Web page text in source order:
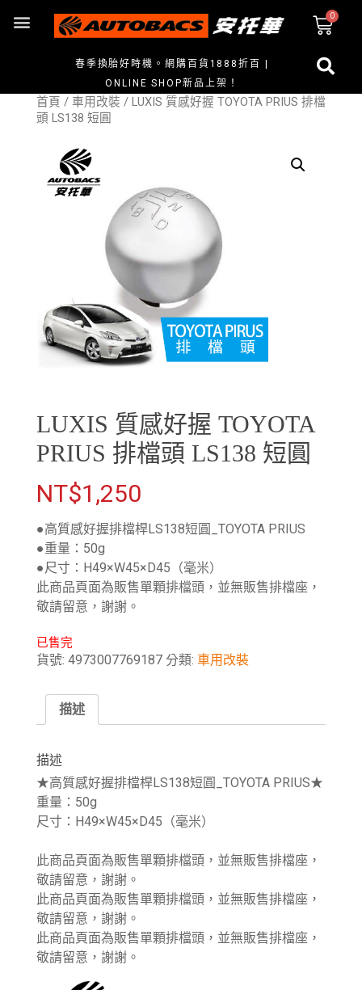
春季換胎好時機。網購百貨1888折百 |
ONLINE SHOP新品上架！
首頁 / 車用改裝 / LUXIS 質感好握 TOYOTA PRIUS 排檔
頭 LS138 短圓
LUXIS 質感好握 TOYOTA
PRIUS 排檔頭 LS138 短圓
NT$1,250
●高質感好握排檔桿LS138短圓_TOYOTA PRIUS
●重量：50g
●尺寸：H49×W45×D45（毫米）
此商品頁面為販售單顆排檔頭，並無販售排檔座，
敬請留意，謝謝。
已售完
貨號: 4973007769187 分類: 車用改裝
描述
描述
★高質感好握排檔桿LS138短圓_TOYOTA PRIUS★
重量：50g
尺寸：H49×W45×D45（毫米）
此商品頁面為販售單顆排檔頭，並無販售排檔座，
敬請留意，謝謝。
此商品頁面為販售單顆排檔頭，並無販售排檔座，
敬請留意，謝謝。
此商品頁面為販售單顆排檔頭，並無販售排檔座，
敬請留意，謝謝。